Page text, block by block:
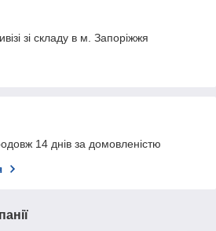
зі складу в м. Запоріжжя
14 днів за домовленістю